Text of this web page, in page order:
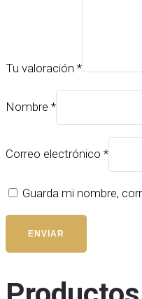
Tu valoración *
Nombre *
Correo electrónico *
Guarda mi nombre,